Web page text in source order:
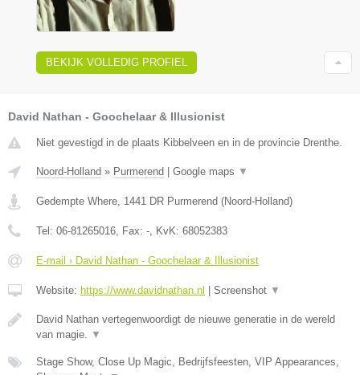
BEKIJK VOLLEDIG PROFIEL
David Nathan - Goochelaar & Illusionist
Niet gevestigd in de plaats Kibbelveen en in de provincie Drenthe.
Noord-Holland » Purmerend Google maps ▼
Gedempte Where, 1441 DR Purmerend (Noord-Holland)
Tel: 06-81265016, Fax: -, KvK: 68052383
E-mail › David Nathan - Goochelaar & Illusionist
Website: https://www.davidnathan.nl Screenshot ▼
David Nathan vertegenwoordigt de nieuwe generatie in de wereld
van magie. ▼
Stage Show, Close Up Magic, Bedrijfsfeesten, VIP Appearances,